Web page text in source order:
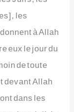
les
à Allah
eux le jour du
de toute
devant Allah
dans les